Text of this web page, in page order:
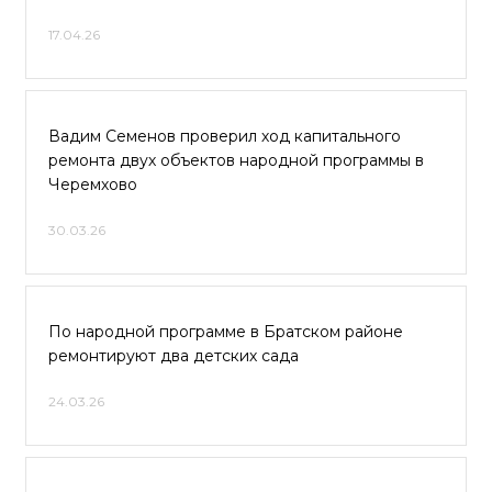
17.04.26
Вадим Семенов проверил ход капитального
ремонта двух объектов народной программы в
Черемхово
30.03.26
По народной программе в Братском районе
ремонтируют два детских сада
24.03.26